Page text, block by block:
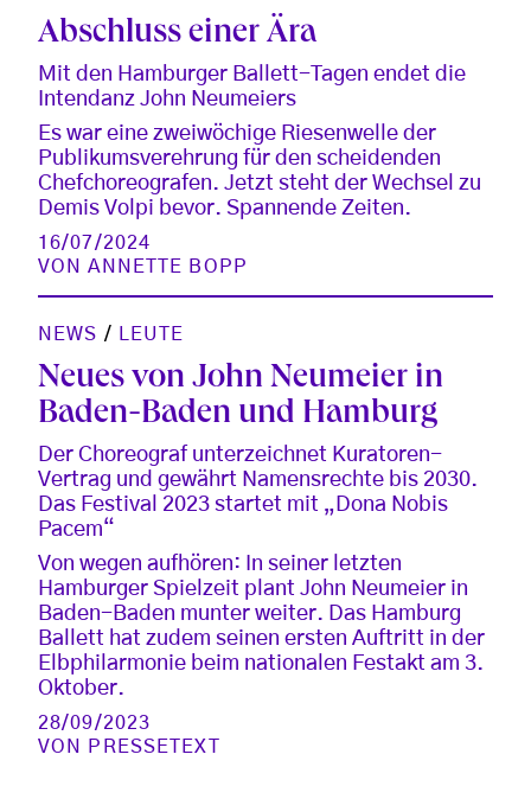
Abschluss einer Ära
Mit den Hamburger Ballett-Tagen endet die
Intendanz John Neumeiers
Es war eine zweiwöchige Riesenwelle der
Publikumsverehrung für den scheidenden
Chefchoreografen. Jetzt steht der Wechsel zu
Demis Volpi bevor. Spannende Zeiten.
16/07/2024
VONANNETTE BOPP
NEWS / LEUTE
Neues von John Neumeier in
Baden-Baden und Hamburg
Der Choreograf unterzeichnet Kuratoren-
Vertrag und gewährt Namensrechte bis 2030.
Das Festival 2023 startet mit „Dona Nobis
Pacem“
Von wegen aufhören: In seiner letzten
Hamburger Spielzeit plant John Neumeier in
Baden-Baden munter weiter. Das Hamburg
Ballett hat zudem seinen ersten Auftritt in der
Elbphilarmonie beim nationalen Festakt am 3.
Oktober.
28/09/2023
VON
PRESSETEXT